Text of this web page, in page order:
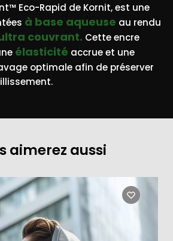
Eco-Rapid de Kornit, est une
à base aqueuse au rendu
couvrant. Cette encre
élasticité accrue et une
optimale afin de préserver
aimerez aussi